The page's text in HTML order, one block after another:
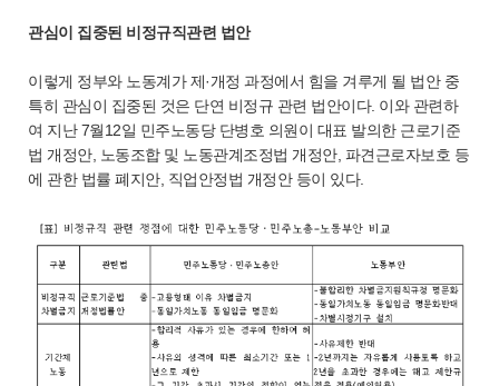
관심이 집중된 비정규직관련 법안
이렇게 정부와 노동계가 제·개정 과정에서 힘을 겨루게 될 법안 중
특히 관심이 집중된 것은 단연 비정규 관련 법안이다. 이와 관련하
여 지난 7월12일 민주노동당 단병호 의원이 대표 발의한 근로기준
법 개정안, 노동조합 및 노동관계조정법 개정안, 파견근로자보호 등
에 관한 법률 폐지안, 직업안정법 개정안 등이 있다.